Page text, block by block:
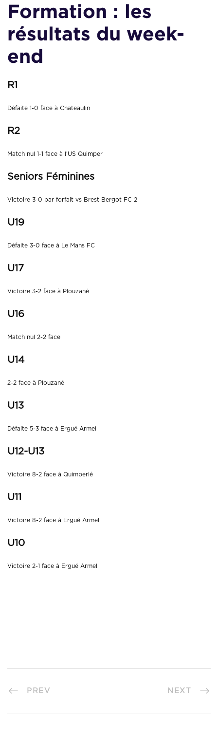
Formation : les
résultats du week-
end
R1
Défaite 1-0 face à Chateaulin
R2
Match nul 1-1 face à l’US Quimper
Seniors Féminines
Victoire 3-0 par forfait vs Brest Bergot FC 2
U19
Défaite 3-0 face à Le Mans FC
U17
Victoire 3-2 face à Plouzané
U16
Match nul 2-2 face
U14
2-2 face à Plouzané
U13
Défaite 5-3 face à Ergué Armel
U12-U13
Victoire 8-2 face à Quimperlé
U11
Victoire 8-2 face à Ergué Armel
U10
Victoire 2-1 face à Ergué Armel
PREV NEXT